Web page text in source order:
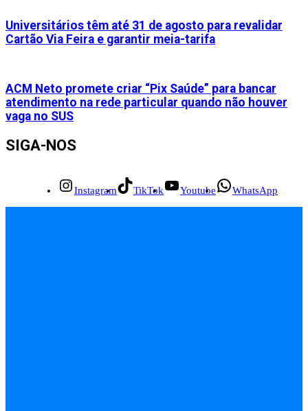
Universitários têm até 31 de agosto para revalidar
Cartão Via Feira e garantir meia-tarifa
ACM Neto promete criar “Pix Saúde” para bancar
atendimento na rede particular quando não houver
vaga no SUS
SIGA-NOS
Instagram TikTok Youtube WhatsApp